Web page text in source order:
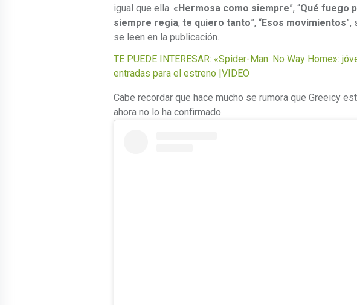
igual que ella. «Hermosa como siempre”, “Qué fuego
siempre regia, te quiero tanto”, “Esos movimientos”,
se leen en la publicación.
TE PUEDE INTERESAR: «Spider-Man: No Way Home»:
entradas para el estreno |VIDEO
Cabe recordar que hace mucho se rumora que Greeicy
ahora no lo ha confirmado.